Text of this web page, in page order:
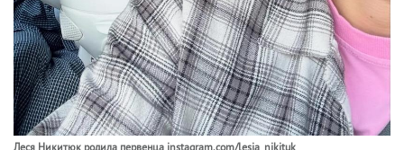
Леся Никитюк родила первенца instagram.com/lesia_nikituk